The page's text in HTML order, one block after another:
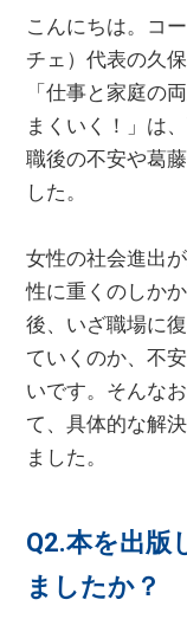
こんにちは。コ
チェ）代表の久
「仕事と家庭の
まくいく！」は
職後の不安や葛
した。
女性の社会進出
性に重くのしか
後、いざ職場に
ていくのか、不
いです。そんな
て、具体的な解
ました。
Q2.本を出版
ましたか？